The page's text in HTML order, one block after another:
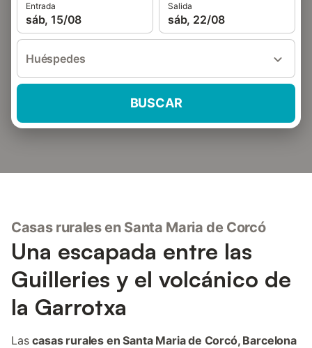
Entrada
sáb, 15/08
Salida
sáb, 22/08
Huéspedes
BUSCAR
Casas rurales en Santa Maria de Corcó
Una escapada entre las
Guilleries y el volcánico de
la Garrotxa
Lascasas rurales en Santa Maria de Corcó, Barcelona